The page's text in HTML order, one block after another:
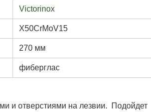
Victorinox
X50CrMoV15
270 мм
фиберглас
и отверстиями на лезвии. Подойдет